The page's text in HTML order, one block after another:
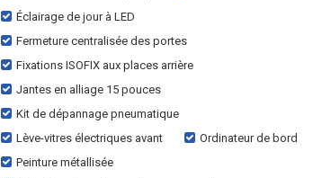
Éclairage de jour à LED
Fermeture centralisée des portes
Fixations ISOFIX aux places arrière
Jantes en alliage 15 pouces
Kit de dépannage pneumatique
Lève-vitres électriques avant
Ordinateur de bord
Peinture métallisée